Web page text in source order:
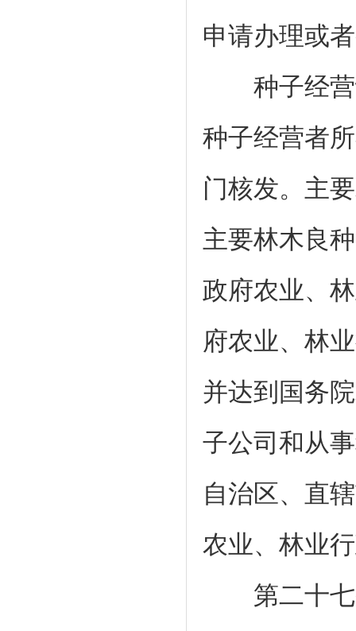
申请办理或
种子经营
种子经营者
门核发。主
主要林木良
政府农业、
府农业、林
并达到国务
子公司和从
自治区、直
农业、林业
第二十七